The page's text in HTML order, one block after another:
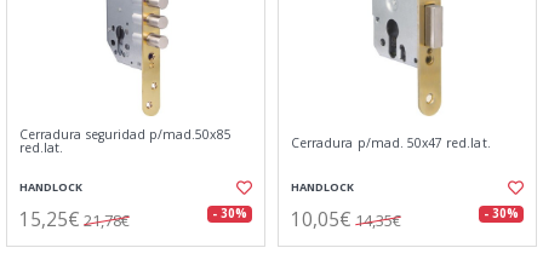
Cerradura seguridad p/mad.50x85
red.lat.
HANDLOCK
15,25€ 21,78€ - 30%
Cerradura p/mad. 50x47 red.lat.
HANDLOCK
10,05€ 14,35€ - 30%